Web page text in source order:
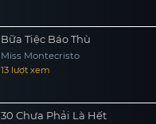
Bữa Tiệc Báo Thù
Miss Montecristo
13 lượt xem
30 Chưa Phải Là Hết